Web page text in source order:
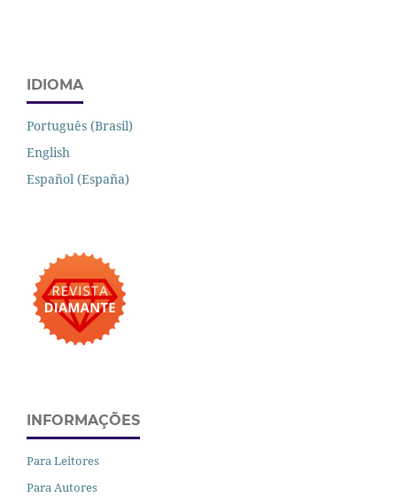
IDIOMA
Português (Brasil)
English
Español (España)
INFORMAÇÕES
Para Leitores
Para Autores